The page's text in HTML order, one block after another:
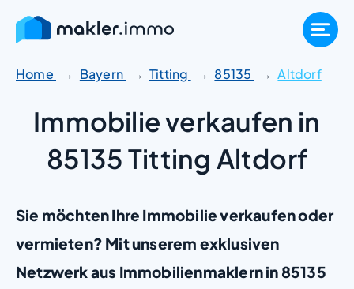
Zum
Inhalt
springen
Home Bayern Titting 85135 Altdorf
Immobilie verkaufen in
85135 Titting Altdorf
Sie möchten Ihre Immobilie verkaufen oder
vermieten? Mit unserem exklusiven
Netzwerk aus Immobilienmaklern in 85135